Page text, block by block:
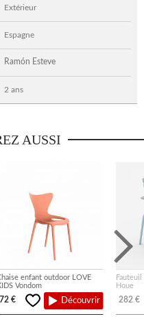
Extérieur
Espagne
Ramón Esteve
2 ans
AUSSI
enfant outdoor LOVE
Vondom
72 € Découvrir
Fauteuil
Houe
282 €